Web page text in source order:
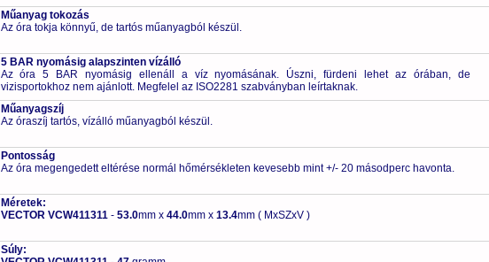
Műanyag tokozás
Az óra tokja könnyű, de tartós műanyagból készül.
5 BAR nyomásig alapszinten vízálló
Az óra 5 BAR nyomásig ellenáll a víz nyomásának. Úszni, fürdeni lehet az órában, de
vizisportokhoz nem ajánlott. Megfelel az ISO2281 szabványban leírtaknak.
Műanyagszíj
Az óraszíj tartós, vízálló műanyagból készül.
Pontosság
Az óra megengedett eltérése normál hőmérsékleten kevesebb mint +/- 20 másodperc havonta.
Méretek:
VECTOR VCW411311- 53.0mm x 44.0mm x 13.4mm ( MxSZxV )
Súly: